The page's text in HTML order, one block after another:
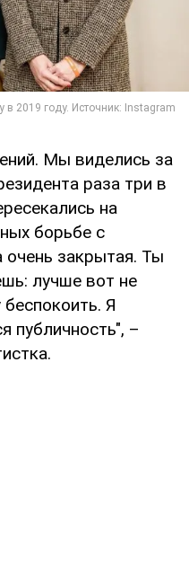
Мы виделись за
раза три в
на
борьбе с
закрытая. Ты
лучше вот не
Я
публичность", –